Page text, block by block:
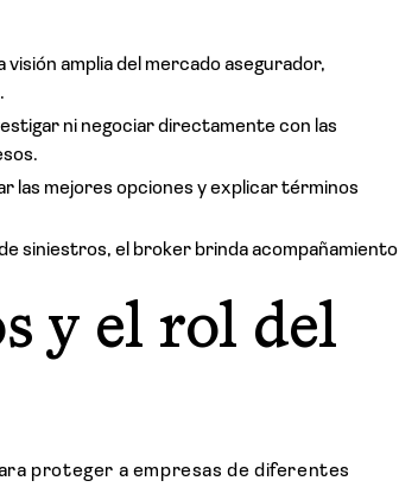
amplia del mercado asegurador,
ni negociar directamente con las
las mejores opciones y explicar términos
siniestros, el broker brinda acompañamiento
y el rol del
proteger a empresas de diferentes